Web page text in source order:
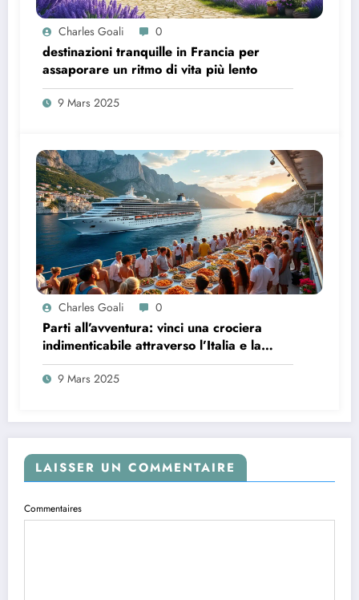
Charles Goali 0
destinazioni tranquille in Francia per
assaporare un ritmo di vita più lento
9 Mars 2025
Charles Goali 0
Parti all’avventura: vinci una crociera
indimenticabile attraverso l’Italia e la
Corsica!
9 Mars 2025
LAISSER UN COMMENTAIRE
Commentaires